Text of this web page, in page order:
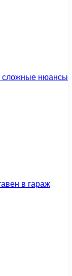
сложные нюансы
в гараж